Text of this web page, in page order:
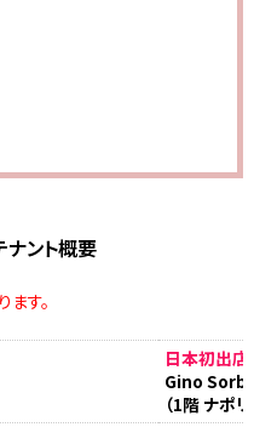
ナント概要
す。
日本初出店
Gino
（1階 ナポ